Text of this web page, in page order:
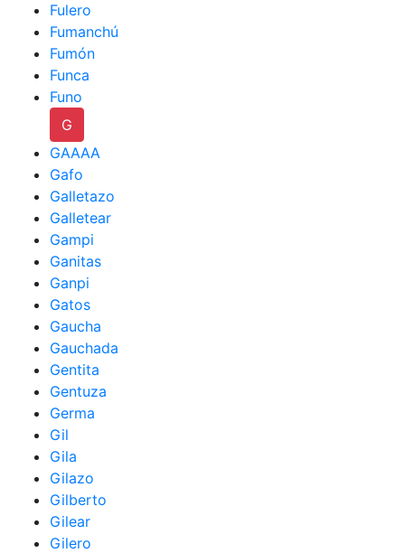
Fulero
Fumanchú
Fumón
Funca
Funo
G
GAAAA
Gafo
Galletazo
Galletear
Gampi
Ganitas
Ganpi
Gatos
Gaucha
Gauchada
Gentita
Gentuza
Germa
Gil
Gila
Gilazo
Gilberto
Gilear
Gilero